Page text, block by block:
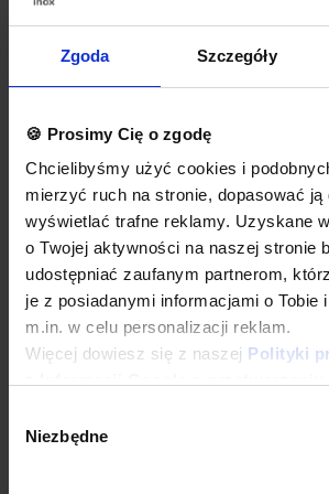
Zgoda Szczegóły
🍪 Prosimy Cię o zgodę
Chcielibyśmy użyć cookies i
mierzyć ruch na stronie, dopasować ją
wyświetlać trafne reklamy. Uzyskane
o Twojej aktywności na naszej stronie
udostępniać zaufanym partnerom,
je z posiadanymi informacjami o Tobie
m.in. w celu personalizacji reklam.
Więcej dowiesz się z naszej Polityki
zgody
Niezbędne
Opcje dodatkowe
Rodzaj stali nierdzewnej
Inne dodatkowe wymagania
Wyposażenie dodatkowe dostępne za dopłatą.
odpowiednich opcji przed dodaniem produktu
przypadku niestandardowych wymagań
Najwyższa jakość wykonania
Wieloletnie doświadczenie oraz nowoczesny
pozwalają nam na zagwarantowanie
produkcji, oraz innowacyjnych rozwiązań
Całość procesu produkcji od ciecia blachy i
gilotynowanie, wykrawanie, a następnie
oraz łączenie i finalne wykończenie
naszych najwyższej jakości maszyn
Pracujemy wyłącznie na maszynach
krajowych marek. Wszystkie urządzenia są